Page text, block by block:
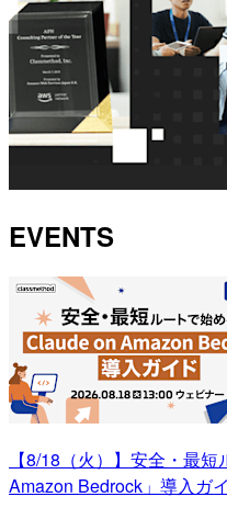
EVENTS
【8/18（火）】安全・最
Amazon Bedrock」導入ガ